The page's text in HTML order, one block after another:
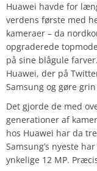
Huawei havde for
verdens første med
kameraer – da
opgraderede
på sine blågule
Huawei, der på
Samsung og gøre
Det gjorde de med
generationer af
hos Huawei har da
Samsung’s nyeste
ynkelige 12 MP.